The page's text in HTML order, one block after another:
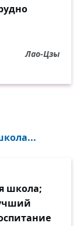
Лао-Цзы
школа;